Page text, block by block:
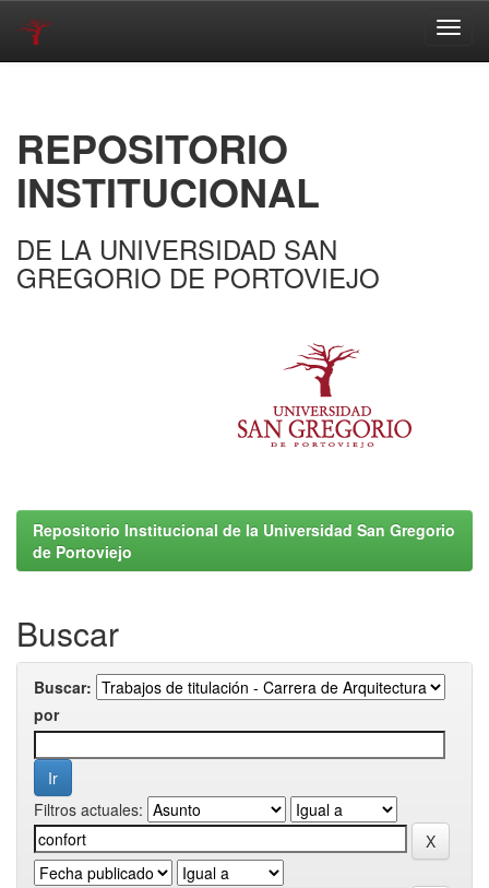
REPOSITORIO
INSTITUCIONAL
DE LA UNIVERSIDAD SAN
GREGORIO DE PORTOVIEJO
Repositorio Institucional de la Universidad San Gregorio
de Portoviejo
Buscar
Buscar:
por
Filtros actuales: